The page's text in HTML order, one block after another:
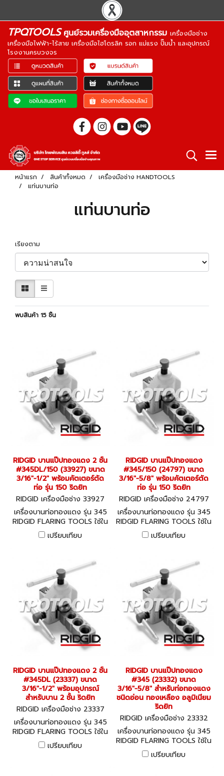
TPQTOOLSศูนย์รวมเครื่องมืออุตสาหกรรม เครื่องมือช่าง
เครื่องมือไฟฟ้า-ไร้สาย เครื่องมือไฮโดรลิค รอก แม่แรง ปั๊มน้ำ และอุปกรณ์
โรงงานครบวงจร
หน้าแรก สินค้าทั้งหมด
เครื่องมือช่าง HANDTOOLS
แท่นบานท่อ
แท่นบานท่อ
เรียงตาม
พบสินค้า 15 ชิ้น
RIDGID บานแป๊ปทองแดง 2 ชั้น
#345DL/150 (33927) ขนาด
3/16"-1/2" พร้อมคัตเตอร์ตัด
ท่อ รุ่น 150 ริดยิท
RIDGID เครื่องมือช่าง 33927
เครื่องบานท่อทองแดง รุ่น 345
RIDGID FLARING TOOLS ใช้ใน
การบานท่อทองแดง ทองเหลือง
อลูมิเนียมชนิดอ่อน แบบ 45
เปรียบเทียบ
RIDGID บานแป๊ปทองแดง
#345/150 (24797) ขนาด
3/16"-5/8" พร้อมคัตเตอร์ตัด
ท่อ รุ่น 150 ริดยิท
RIDGID เครื่องมือช่าง 24797
เครื่องบานท่อทองแดง รุ่น 345
RIDGID FLARING TOOLS ใช้ใน
การบานท่อทองแดง ทองเหลือง
อลูมิเนียมชนิดอ่อน แบบ 45
เปรียบเทียบ
RIDGID บานแป๊ปทองแดง 2 ชั้น
#345DL (23337) ขนาด
3/16"-1/2" พร้อมอุปกรณ์
สำหรับบาน 2 ชั้น ริดยิท
RIDGID เครื่องมือช่าง 23337
เครื่องบานท่อทองแดง รุ่น 345
RIDGID FLARING TOOLS ใช้ใน
การบานท่อทองแดง ทองเหลือง
อลูมิเนียมชนิดอ่อน แบบ 45
เปรียบเทียบ
RIDGID บานแป๊ปทองแดง
#345 (23332) ขนาด
3/16"-5/8" สำหรับท่อทองแดง
ชนิดอ่อน ทองเหลือง อลูมิเนียม
ริดยิท
RIDGID เครื่องมือช่าง 23332
เครื่องบานท่อทองแดง รุ่น 345
RIDGID FLARING TOOLS ใช้ใน
การบานท่อทองแดง ทองเหลือง
อลูมิเนียมชนิดอ่อน แบบ 45
เปรียบเทียบ